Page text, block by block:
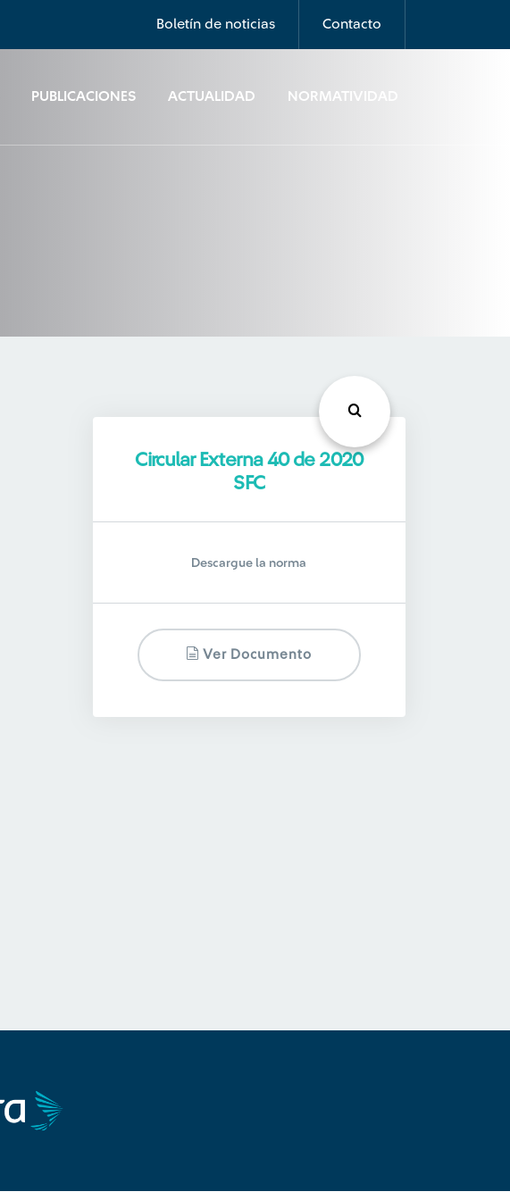
Boletín de noticias Contacto
PUBLICACIONES ACTUALIDAD NORMATIVIDAD
Circular Externa 40 de 2020
SFC
Descargue la norma
Ver Documento